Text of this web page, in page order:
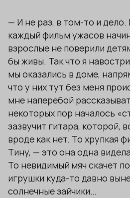
— И не раз, в том-то и дело.
каждый фильм ужасов
взрослые не поверили
бы живы. Так что я
мы оказались в доме,
что у них тут без меня
мне наперебой
некоторых пор началось
зазвучит гитара, которой,
вроде как нет. То хрупкая
Тину, — это она одна
То невидимый мяч скачет
игрушки куда-то давно
солнечные зайчики…